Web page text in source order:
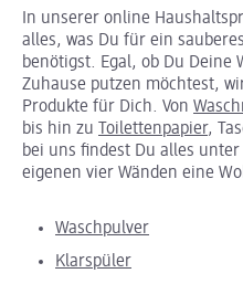
In unserer online
alles, was Du für ein
benötigst. Egal, ob Du Deine
Zuhause putzen möchtest,
Produkte für Dich. Von
bis hin zu
Toilettenpapier,
bei uns findest Du alles
eigenen vier Wänden eine
Waschpulver
Klarspüler